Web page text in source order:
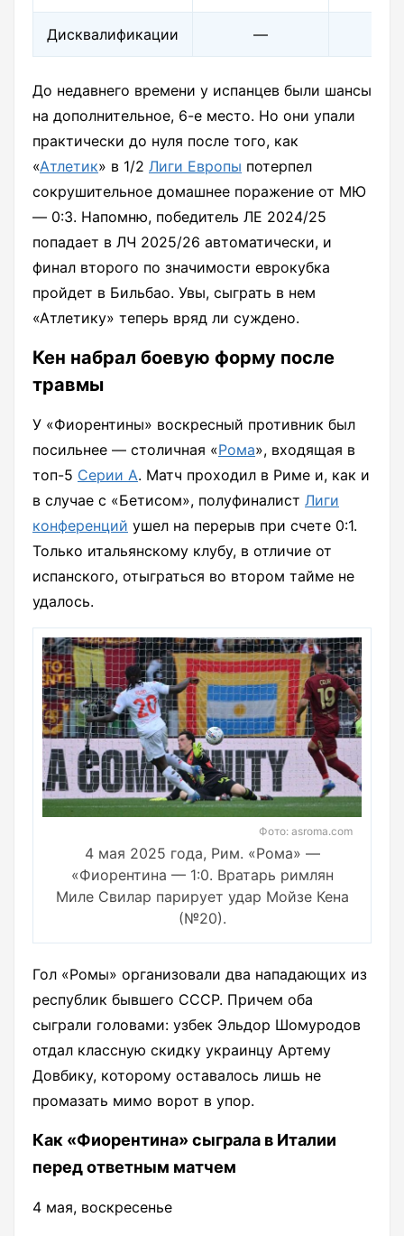
Дисквалификации —
До недавнего времени у испанцев были шансы
на дополнительное, 6-е место. Но они упали
практически до нуля после того, как
«Атлетик» в 1/2 Лиги Европы потерпел
сокрушительное домашнее поражение от МЮ
— 0:3. Напомню, победитель ЛЕ 2024/25
попадает в ЛЧ 2025/26 автоматически, и
финал второго по значимости еврокубка
пройдет в Бильбао. Увы, сыграть в нем
«Атлетику» теперь вряд ли суждено.
Кен набрал боевую форму после
травмы
У «Фиорентины» воскресный противник был
посильнее — столичная «Рома», входящая в
топ-5 Серии А. Матч проходил в Риме и, как и
в случае с «Бетисом», полуфиналист Лиги
конференций ушел на перерыв при счете 0:1.
Только итальянскому клубу, в отличие от
испанского, отыграться во втором тайме не
удалось.
Фото: asroma.com
4 мая 2025 года, Рим. «Рома» —
«Фиорентина — 1:0. Вратарь римлян
Миле Свилар парирует удар Мойзе Кена
(№20).
Гол «Ромы» организовали два нападающих из
республик бывшего СССР. Причем оба
сыграли головами: узбек Эльдор Шомуродов
отдал классную скидку украинцу Артему
Довбику, которому оставалось лишь не
промазать мимо ворот в упор.
Как «Фиорентина» сыграла в Италии
перед ответным матчем
4 мая, воскресенье